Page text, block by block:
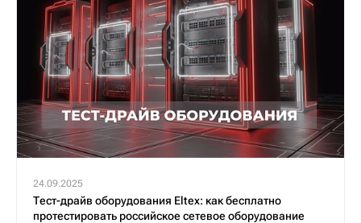
24.09.2025
Тест-драйв оборудования Eltex: как бесплатно
протестировать российское сетевое оборудование